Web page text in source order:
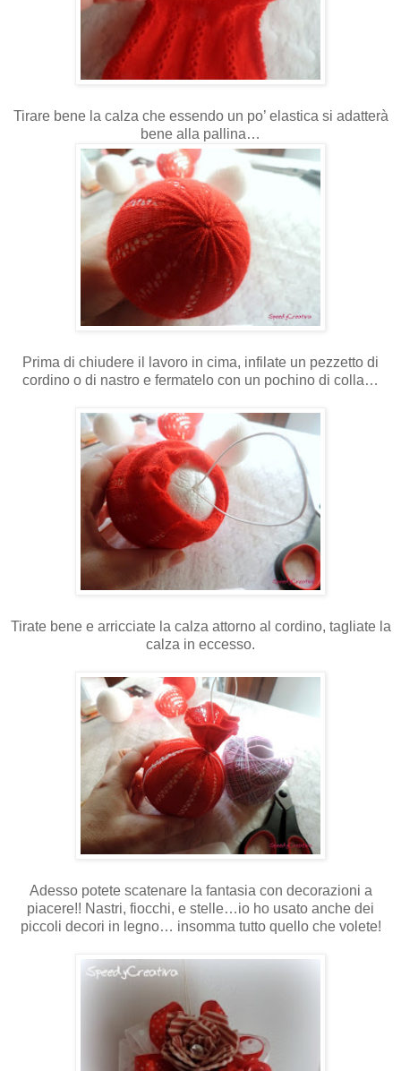
Tirare bene la calza che essendo un po’ elastica si adatterà
bene alla pallina…
Prima di chiudere il lavoro in cima, infilate un pezzetto di
cordino o di nastro e fermatelo con un pochino di colla…
Tirate bene e arricciate la calza attorno al cordino, tagliate la
calza in eccesso.
Adesso potete scatenare la fantasia con decorazioni a
piacere!! Nastri, fiocchi, e stelle…io ho usato anche dei
piccoli decori in legno… insomma tutto quello che volete!